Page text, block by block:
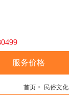
服务价格
首页 > 民俗文化